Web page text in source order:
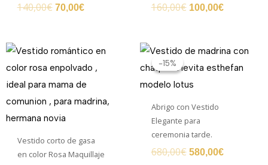
140,00€ 70,00€ 160,00€ 100,00€
Vestido corto de gasa
en color Rosa Maquillaje
-15%
-15%
Abrigo con Vestido
Elegante para
ceremonia tarde.
680,00€
El
original
era:
580,00€
El
actual